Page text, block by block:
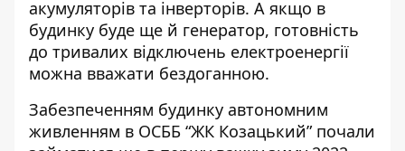
акумуляторів та інверторів. А якщо в
будинку буде ще й генератор, готовність
до тривалих відключень електроенергії
можна вважати бездоганною.
Забезпеченням будинку автономним
живленням в ОСББ “ЖК Козацький” почали